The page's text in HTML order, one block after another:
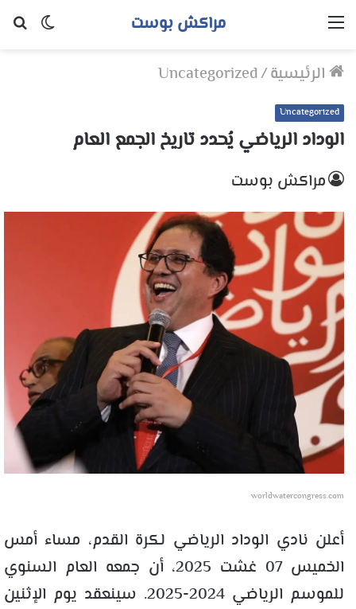
الوضع
مراكش بوست القائمة
الرئيسية/
Uncategorized
Uncategorized
الوداد الرياضي يُحدد تاريخ الجمع العام
مراكش بوست
worldwatercongress.com
أعلن نادي الوداد الرياضي لكرة القدم، مساء أمس
الخميس 07 غشت 2025، أن جمعه العام السنوي
للموسم الرياضي 2024-2025. سينعقد يوم الإثنين